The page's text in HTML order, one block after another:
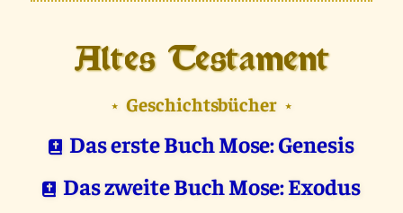
Altes Testament
⋆ Geschichtsbücher ⋆
Das erste Buch Mose: Genesis
Das zweite Buch Mose: Exodus